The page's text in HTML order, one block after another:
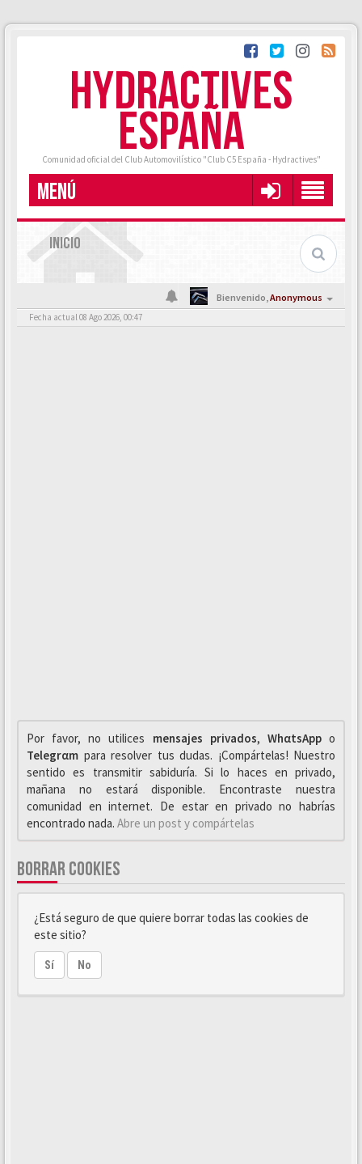
HYDRACTIVES
ESPAÑA
Comunidad oficial del Club Automovilístico "Club C5 España - Hydractives"
MENÚ
INICIO
Bienvenido,Anonymous
Fecha actual 08 Ago 2026, 00:47
Por favor, no utilices mensajes privados, WhαtsAppo
Telegrαm para resolver tus dudas. ¡Compártelas! Nuestro
sentido es transmitir sabiduría. Si lo haces en privado,
mañana no estará disponible. Encontraste nuestra
comunidad en internet. De estar en privado no habrías
encontrado nada. Abre un post y compártelas
BORRAR COOKIES
¿Está seguro de que quiere borrar todas las cookies de
este sitio?
Sí No